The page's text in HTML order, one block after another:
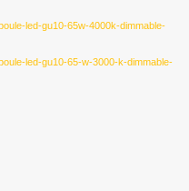
led-gu10-65w-4000k-dimmable-
led-gu10-65-w-3000-k-dimmable-